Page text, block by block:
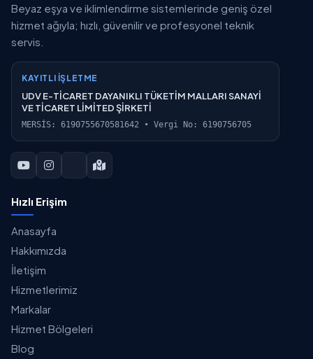
Beyaz eşya ve iklimlendirme sistemlerinde geniş özel
hizmet ağıyla; hızlı, güvenilir ve profesyonel teknik
servis.
KAYITLI İŞLETME
UDV E-TİCARET DAYANIKLI TÜKETİM MALLARI SANAYİ
VE TİCARET LİMİTED ŞİRKETİ
MERSİS: 6190755670581642 • Vergi No: 6190756705
Hızlı Erişim
Anasayfa
Hakkımızda
İletişim
Hizmetlerimiz
Markalar
Hizmet Bölgeleri
Blog